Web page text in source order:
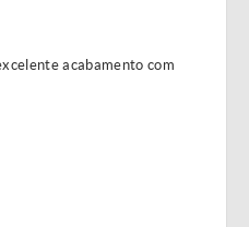
acabamento com